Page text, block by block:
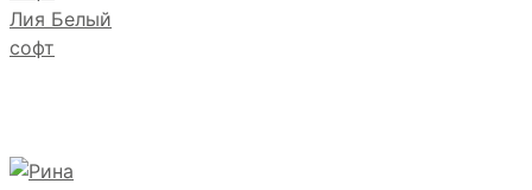
Лия Белый
софт